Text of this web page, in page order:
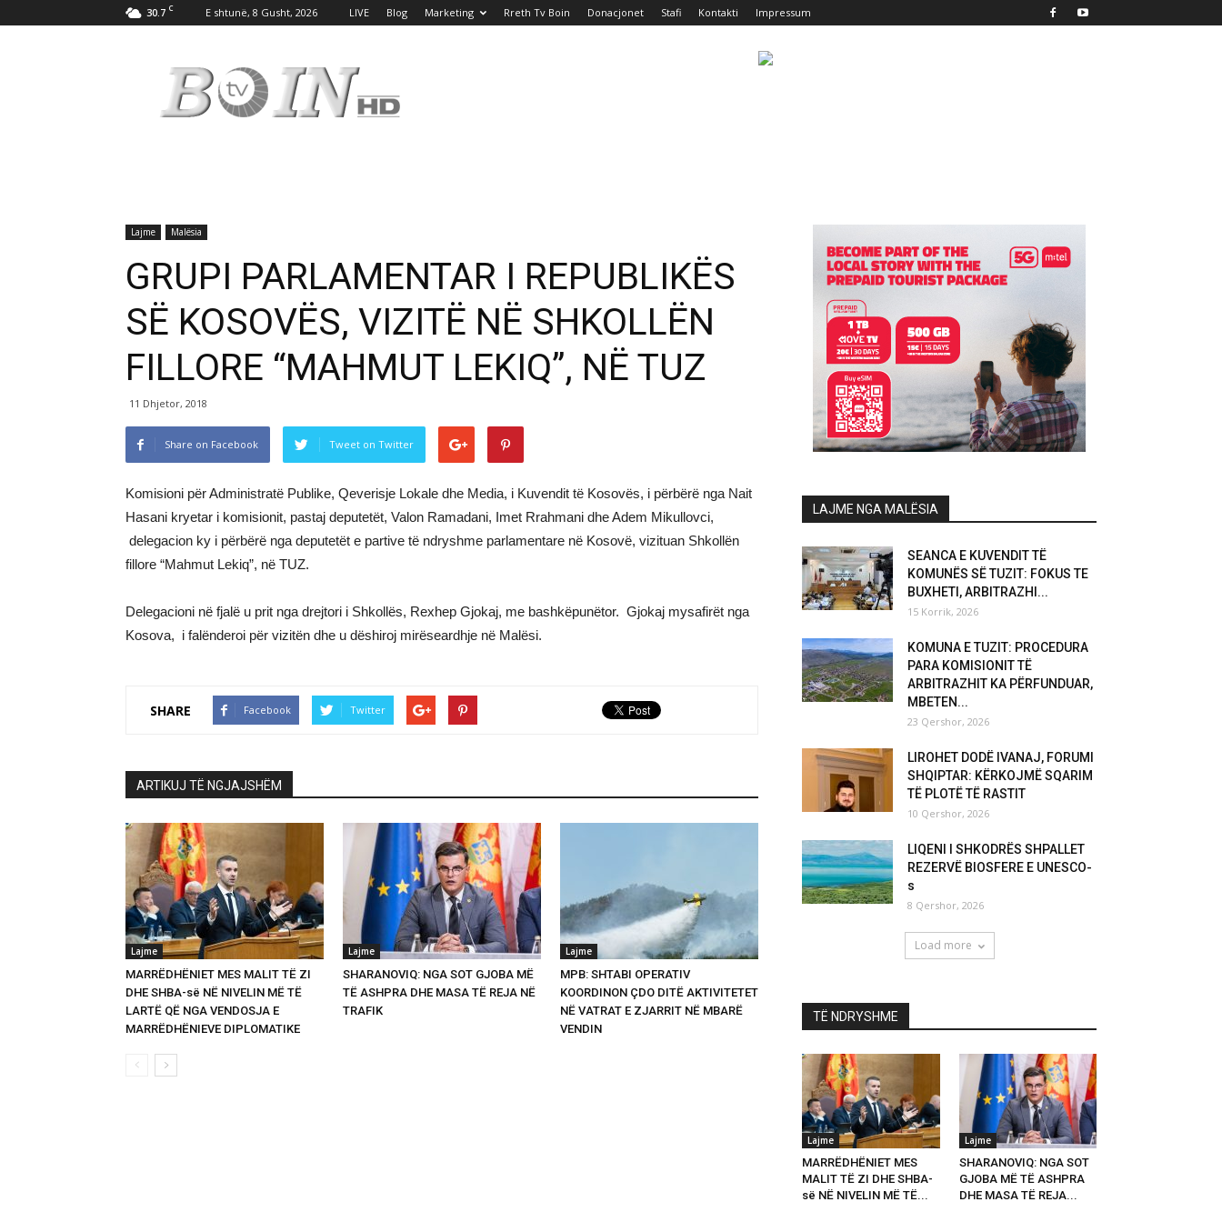
30.7 C E shtunë, 8 Gusht, 2026 LIVE Blog Marketing Rreth Tv Boin Donacjonet Stafi Kontakti Impressum
Boin
Lajme Malësia
GRUPI PARLAMENTAR I REPUBLIKËS
SË KOSOVËS, VIZITË NË SHKOLLËN
FILLORE “MAHMUT LEKIQ”, NË TUZ
11 Dhjetor, 2018
Share on Facebook Tweet on Twitter
Komisioni për Administratë Publike, Qeverisje Lokale dhe Media, i Kuvendit të Kosovës, i përbërë nga Nait
Hasani kryetar i komisionit, pastaj deputetët, Valon Ramadani, Imet Rrahmani dhe Adem Mikullovci,
delegacion ky i përbërë nga deputetët e partive të ndryshme parlamentare në Kosovë, vizituan Shkollën
fillore “Mahmut Lekiq”, në TUZ.
Delegacioni në fjalë u prit nga drejtori i Shkollës, Rexhep Gjokaj, me bashkëpunëtor. Gjokaj mysafirët nga
Kosova, i falënderoi për vizitën dhe u dëshiroj mirëseardhje në Malësi.
SHARE Facebook Twitter
ARTIKUJ TË NGJAJSHËM
Lajme
MARRËDHËNIET MES MALIT TË ZI
DHE SHBA-së NË NIVELIN MË TË
LARTË QË NGA VENDOSJA E
MARRËDHËNIEVE DIPLOMATIKE
Lajme
SHARANOVIQ: NGA SOT GJOBA MË
TË ASHPRA DHE MASA TË REJA NË
TRAFIK
Lajme
MPB: SHTABI OPERATIV
KOORDINON ÇDO DITË AKTIVITETET
NË VATRAT E ZJARRIT NË MBARË
VENDIN
LAJME NGA MALËSIA
SEANCA E KUVENDIT TË
KOMUNËS SË TUZIT: FOKUS TE
BUXHETI, ARBITRAZHI...
15 Korrik, 2026
KOMUNA E TUZIT: PROCEDURA
PARA KOMISIONIT TË
ARBITRAZHIT KA PËRFUNDUAR,
MBETEN...
23 Qershor, 2026
LIROHET DODË IVANAJ, FORUMI
SHQIPTAR: KËRKOJMË SQARIM
TË PLOTË TË RASTIT
10 Qershor, 2026
LIQENI I SHKODRËS SHPALLET
REZERVË BIOSFERE E UNESCO-
s
8 Qershor, 2026
Load more
TË NDRYSHME
Lajme
MARRËDHËNIET MES
MALIT TË ZI DHE SHBA-
së NË NIVELIN MË TË...
Lajme
SHARANOVIQ: NGA SOT
GJOBA MË TË ASHPRA
DHE MASA TË REJA...